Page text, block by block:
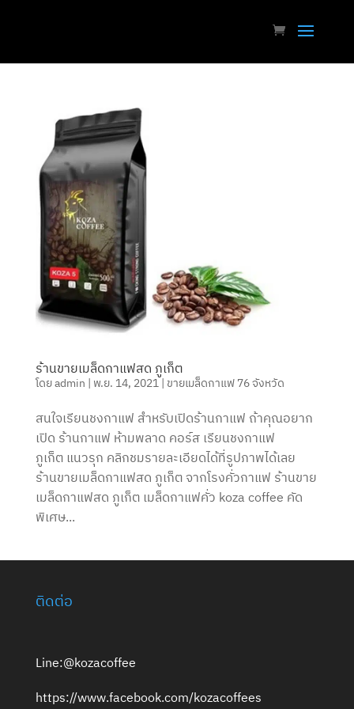
ร้านขายเมล็ดกาแฟสด ภูเก็ต
โดยadmin | พ.ย. 14, 2021| ขายเมล็ดกาแฟ 76 จังหวัด
สนใจเรียนชงกาแฟ สำหรับเปิดร้านกาแฟ ถ้าคุณอยาก
เปิด ร้านกาแฟ ห้ามพลาด คอร์ส เรียนชงกาแฟ
ภูเก็ต แนวรุก คลิกชมรายละเอียดได้ที่รูปภาพได้เลย
ร้านขายเมล็ดกาแฟสด ภูเก็ต จากโรงคั่วกาแฟ ร้านขาย
เมล็ดกาแฟสด ภูเก็ต เมล็ดกาแฟคั่ว koza coffee คัด
พิเศษ...
ติดต่อ
Line:@kozacoffee
https://www.facebook.com/kozacoffees